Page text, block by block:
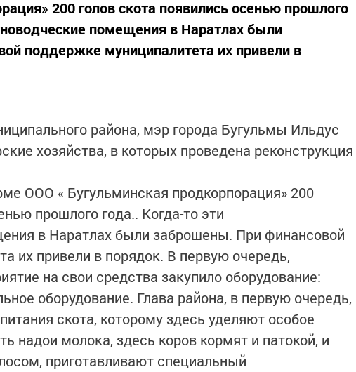
200 голов скота появились осенью прошлого
помещения в Наратлах были
поддержке муниципалитета их привели в
района, мэр города Бугульмы Ильдус
хозяйства, в которых проведена реконструкция
ООО « Бугульминская продкорпорация» 200
прошлого года.. Когда-то эти
в Наратлах были заброшены. При финансовой
их привели в порядок. В первую очередь,
на свои средства закупило оборудование:
оборудование. Глава района, в первую очередь,
скота, которому здесь уделяют особое
надои молока, здесь коров кормят и патокой, и
приготавливают специальный